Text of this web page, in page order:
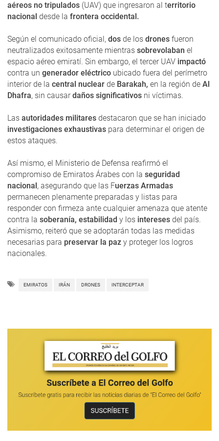
aéreos no tripulados (UAV) que ingresaron al territorio
nacional desde la frontera occidental.
Según el comunicado oficial, dos de los drones fueron
neutralizados exitosamente mientras sobrevolaban el
espacio aéreo emiratí. Sin embargo, el tercer UAV impactó
contra un generador eléctrico ubicado fuera del perímetro
interior de la central nuclear de Barakah, en la región de Al
Dhafra, sin causardaños significativos ni víctimas.
Las autoridades militares destacaron que se han iniciado
investigaciones exhaustivas para determinar el origen de
estos ataques.
Así mismo, el Ministerio de Defensa reafirmó el
compromiso de Emiratos Árabes con la seguridad
nacional, asegurando que las Fuerzas Armadas
permanecen plenamente preparadas y listas para
responder con firmeza ante cualquier amenaza que atente
contra la soberanía, estabilidad y los intereses del país.
Asimismo, reiteró que se adoptarán todas las medidas
necesarias para preservar la paz y proteger los logros
nacionales.
EMIRATOS IRÁN DRONES INTERCEPTAR